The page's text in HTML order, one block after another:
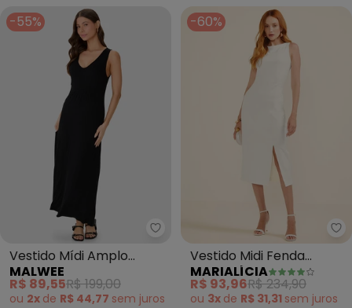
-55%
Malwee - Vestido Mídi Amplo
Vestido Mídi Amplo
Canelado (Preto)
MALWEE
R$ 89,55R$ 199,00
ou 2x de R$ 44,77 sem juros
-60%
Vestido Midi Fenda
Feminino (Bege)
MARIALÍCIA
R$ 93,96R$ 234,90
ou 3x de R$ 31,31 sem juros